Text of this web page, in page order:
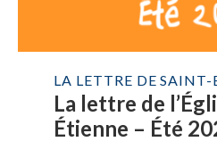
LA LETTRE DE
La lettre de
Étienne – Été